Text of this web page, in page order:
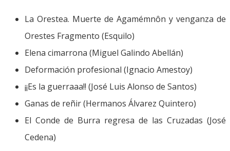
La Orestea. Muerte de Agamémnôn y venganza de
Orestes Fragmento (Esquilo)
Elena cimarrona (Miguel Galindo Abellán)
Deformación profesional (Ignacio Amestoy)
¡¡Es la guerraaa!! (José Luis Alonso de Santos)
Ganas de reñir (Hermanos Álvarez Quintero)
El Conde de Burra regresa de las Cruzadas (José
Cedena)